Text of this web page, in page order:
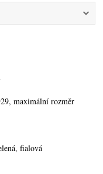
maximální rozměr
fialová